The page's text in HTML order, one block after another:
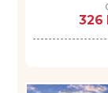
326